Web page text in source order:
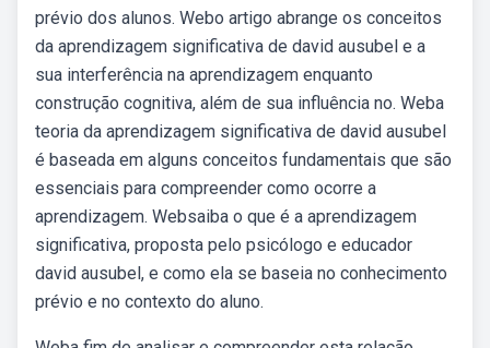
prévio dos alunos. Webo artigo abrange os conceitos
da aprendizagem significativa de david ausubel e a
sua interferência na aprendizagem enquanto
construção cognitiva, além de sua influência no. Weba
teoria da aprendizagem significativa de david ausubel
é baseada em alguns conceitos fundamentais que são
essenciais para compreender como ocorre a
aprendizagem. Websaiba o que é a aprendizagem
significativa, proposta pelo psicólogo e educador
david ausubel, e como ela se baseia no conhecimento
prévio e no contexto do aluno.